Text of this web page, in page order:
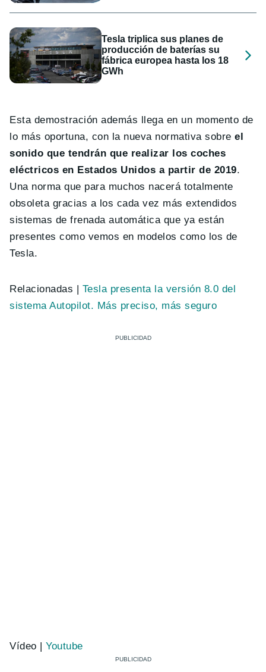
Tesla triplica sus planes de
producción de baterías su
fábrica europea hasta los 18
GWh
Esta demostración además llega en un momento de
lo más oportuna, con la nueva normativa sobre el
sonido que tendrán que realizar los coches
eléctricos en Estados Unidos a partir de 2019.
Una norma que para muchos nacerá totalmente
obsoleta gracias a los cada vez más extendidos
sistemas de frenada automática que ya están
presentes como vemos en modelos como los de
Tesla.
Relacionadas | Tesla presenta la versión 8.0 del
sistema Autopilot. Más preciso, más seguro
Vídeo |Youtube